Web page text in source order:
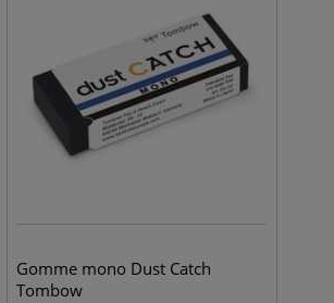
Gomme mono Dust Catch
Tombow